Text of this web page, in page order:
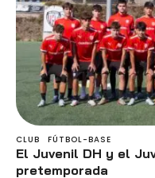
CLUB FÚTBOL-BASE
El Juvenil DH y el
pretemporada